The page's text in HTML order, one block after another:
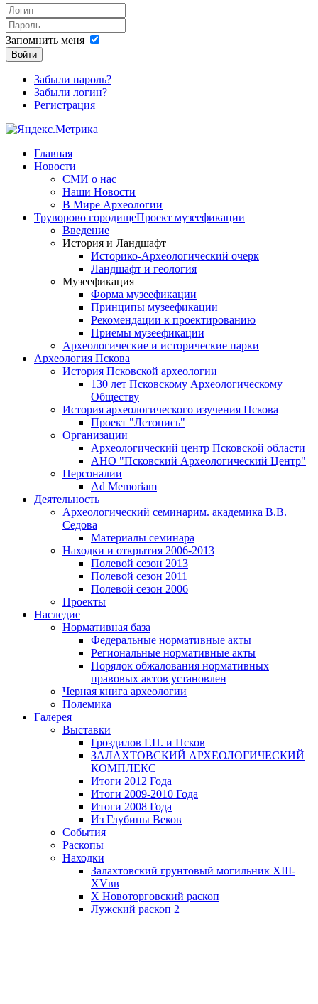
Запомнить меня
Войти
Забыли пароль?
Забыли логин?
Регистрация
Главная
Новости
СМИ о нас
Наши Новости
В Мире Археологии
Труворово городищеПроект музеефикации
Введение
История и Ландшафт
Историко-Археологический очерк
Ландшафт и геология
Музеефикация
Форма музеефикации
Принципы музеефикации
Рекомендации к проектированию
Приемы музеефикации
Археологические и исторические парки
Археология Пскова
История Псковской археологии
130 лет Псковскому Археологическому
Обществу
История археологического изучения Пскова
Проект "Летопись"
Организации
Археологический центр Псковской области
АНО "Псковский Археологический Центр"
Персоналии
Ad Memoriam
Деятельность
Археологический семинарим. академика В.В.
Седова
Материалы семинара
Находки и открытия 2006-2013
Полевой сезон 2013
Полевой сезон 2011
Полевой сезон 2006
Проекты
Наследие
Нормативная база
Федеральные нормативные акты
Региональные нормативные акты
Порядок обжалования нормативных
правовых актов установлен
Черная книга археологии
Полемика
Галерея
Выставки
Гроздилов Г.П. и Псков
ЗАЛАХТОВСКИЙ АРХЕОЛОГИЧЕСКИЙ
КОМПЛЕКС
Итоги 2012 Года
Итоги 2009-2010 Года
Итоги 2008 Года
Из Глубины Веков
События
Раскопы
Находки
Залахтовский грунтовый могильник XIII-
XVвв
X Новоторговский раскоп
Лужский раскоп 2